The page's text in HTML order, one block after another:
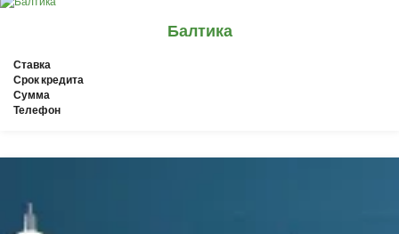
Балтика
Ставка
Срок кредита
Сумма
Телефон